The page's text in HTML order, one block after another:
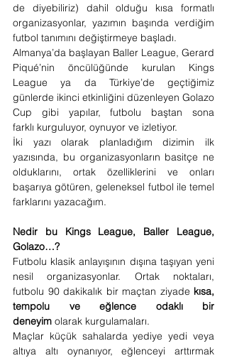
de diyebiliriz) dahil olduğu kısa formatlı
organizasyonlar, yazımın başında verdiğim
futbol tanımını değiştirmeye başladı.
Almanya’da başlayan Baller League, Gerard
Piqué’nin öncülüğünde kurulan Kings
League ya da Türkiye’de geçtiğimiz
günlerde ikinci etkinliğini düzenleyen Golazo
Cup gibi yapılar, futbolu baştan sona
farklı kurguluyor, oynuyor ve izletiyor.
İki yazı olarak planladığım dizimin ilk
yazısında, bu organizasyonların basitçe ne
olduklarını, ortak özelliklerini ve onları
başarıya götüren, geleneksel futbol ile temel
farklarını yazacağım.
Nedir bu Kings League, Baller League,
Golazo…?
Futbolu klasik anlayışının dışına taşıyan yeni
nesil organizasyonlar. Ortak noktaları,
futbolu 90 dakikalık bir maçtan ziyade kısa,
tempolu ve eğlence odaklı bir
deneyim olarak kurgulamaları.
Maçlar küçük sahalarda yediye yedi veya
altıya altı oynanıyor, eğlenceyi arttırmak